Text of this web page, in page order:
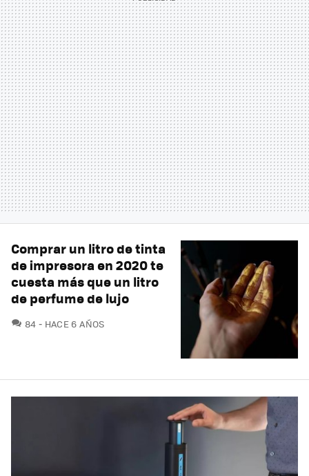
Comprar un litro de tinta
de impresora en 2020 te
cuesta más que un litro
de perfume de lujo
84 COMENTARIOS
HACE 6 AÑOS